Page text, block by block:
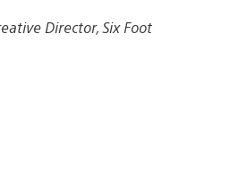
Director, Six Foot